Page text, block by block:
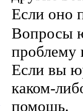
Если оно
Вопросы
проблему
Если вы
каком-
помощь.